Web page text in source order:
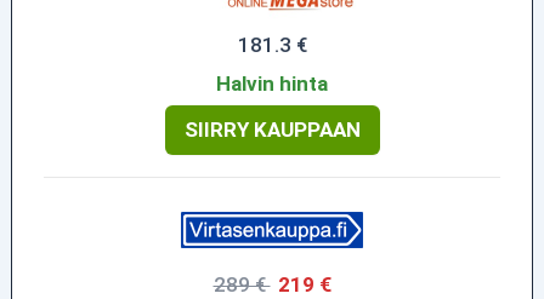
181.3 €
Halvin hinta
SIIRRY KAUPPAAN
289 € 219 €